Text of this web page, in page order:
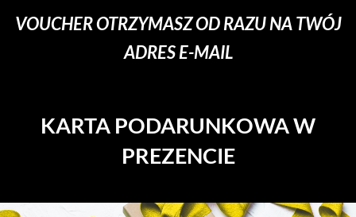
VOUCHER OTRZYMASZ OD RAZU NA TWÓJ
ADRES E-MAIL
KARTA PODARUNKOWA W
PREZENCIE